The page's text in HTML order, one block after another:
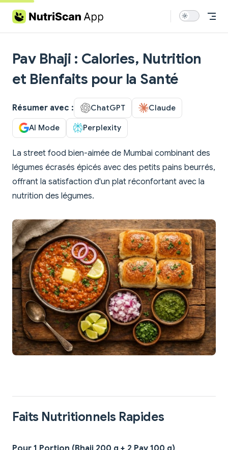
Skip to content
Pav Bhaji : Calories, Nutrition
et Bienfaits pour la Santé
Résumer avec : ChatGPT Claude
AI Mode Perplexity
La street food bien-aimée de Mumbai combinant des
légumes écrasés épicés avec des petits pains beurrés,
offrant la satisfaction d'un plat réconfortant avec la
nutrition des légumes.
Faits Nutritionnels Rapides